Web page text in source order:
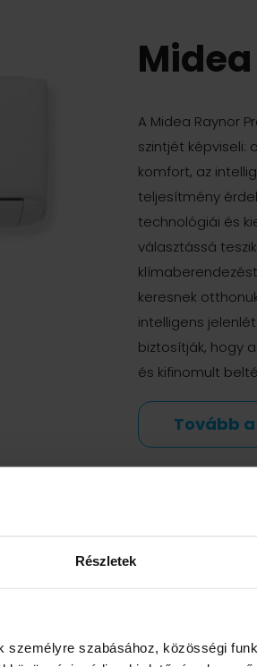
Részletek
személyre szabásához, közösségi
A Midea Raynor
szintjét képviseli:
komfort, az
teljesítmény
technológiái és
választássá
keresnek
intelligens
biztosítják, hogy
és kifinomult
Tovább